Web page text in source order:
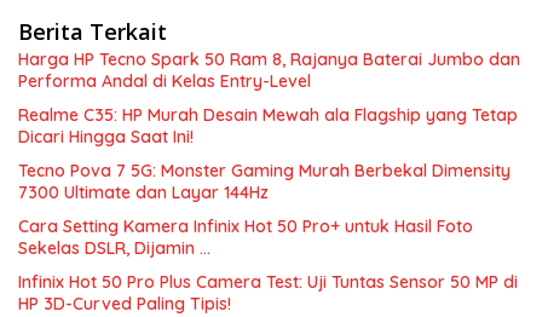
Berita Terkait
Harga HP Tecno Spark 50 Ram 8, Rajanya Baterai Jumbo dan
Performa Andal di Kelas Entry-Level
Realme C35: HP Murah Desain Mewah ala Flagship yang Tetap
Dicari Hingga Saat Ini!
Tecno Pova 7 5G: Monster Gaming Murah Berbekal Dimensity
7300 Ultimate dan Layar 144Hz
Cara Setting Kamera Infinix Hot 50 Pro+ untuk Hasil Foto
Sekelas DSLR, Dijamin …
Infinix Hot 50 Pro Plus Camera Test: Uji Tuntas Sensor 50 MP di
HP 3D-Curved Paling Tipis!